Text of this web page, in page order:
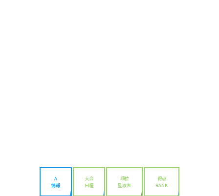
A
情報
大会
日程
順位
星取表
得点
RANK